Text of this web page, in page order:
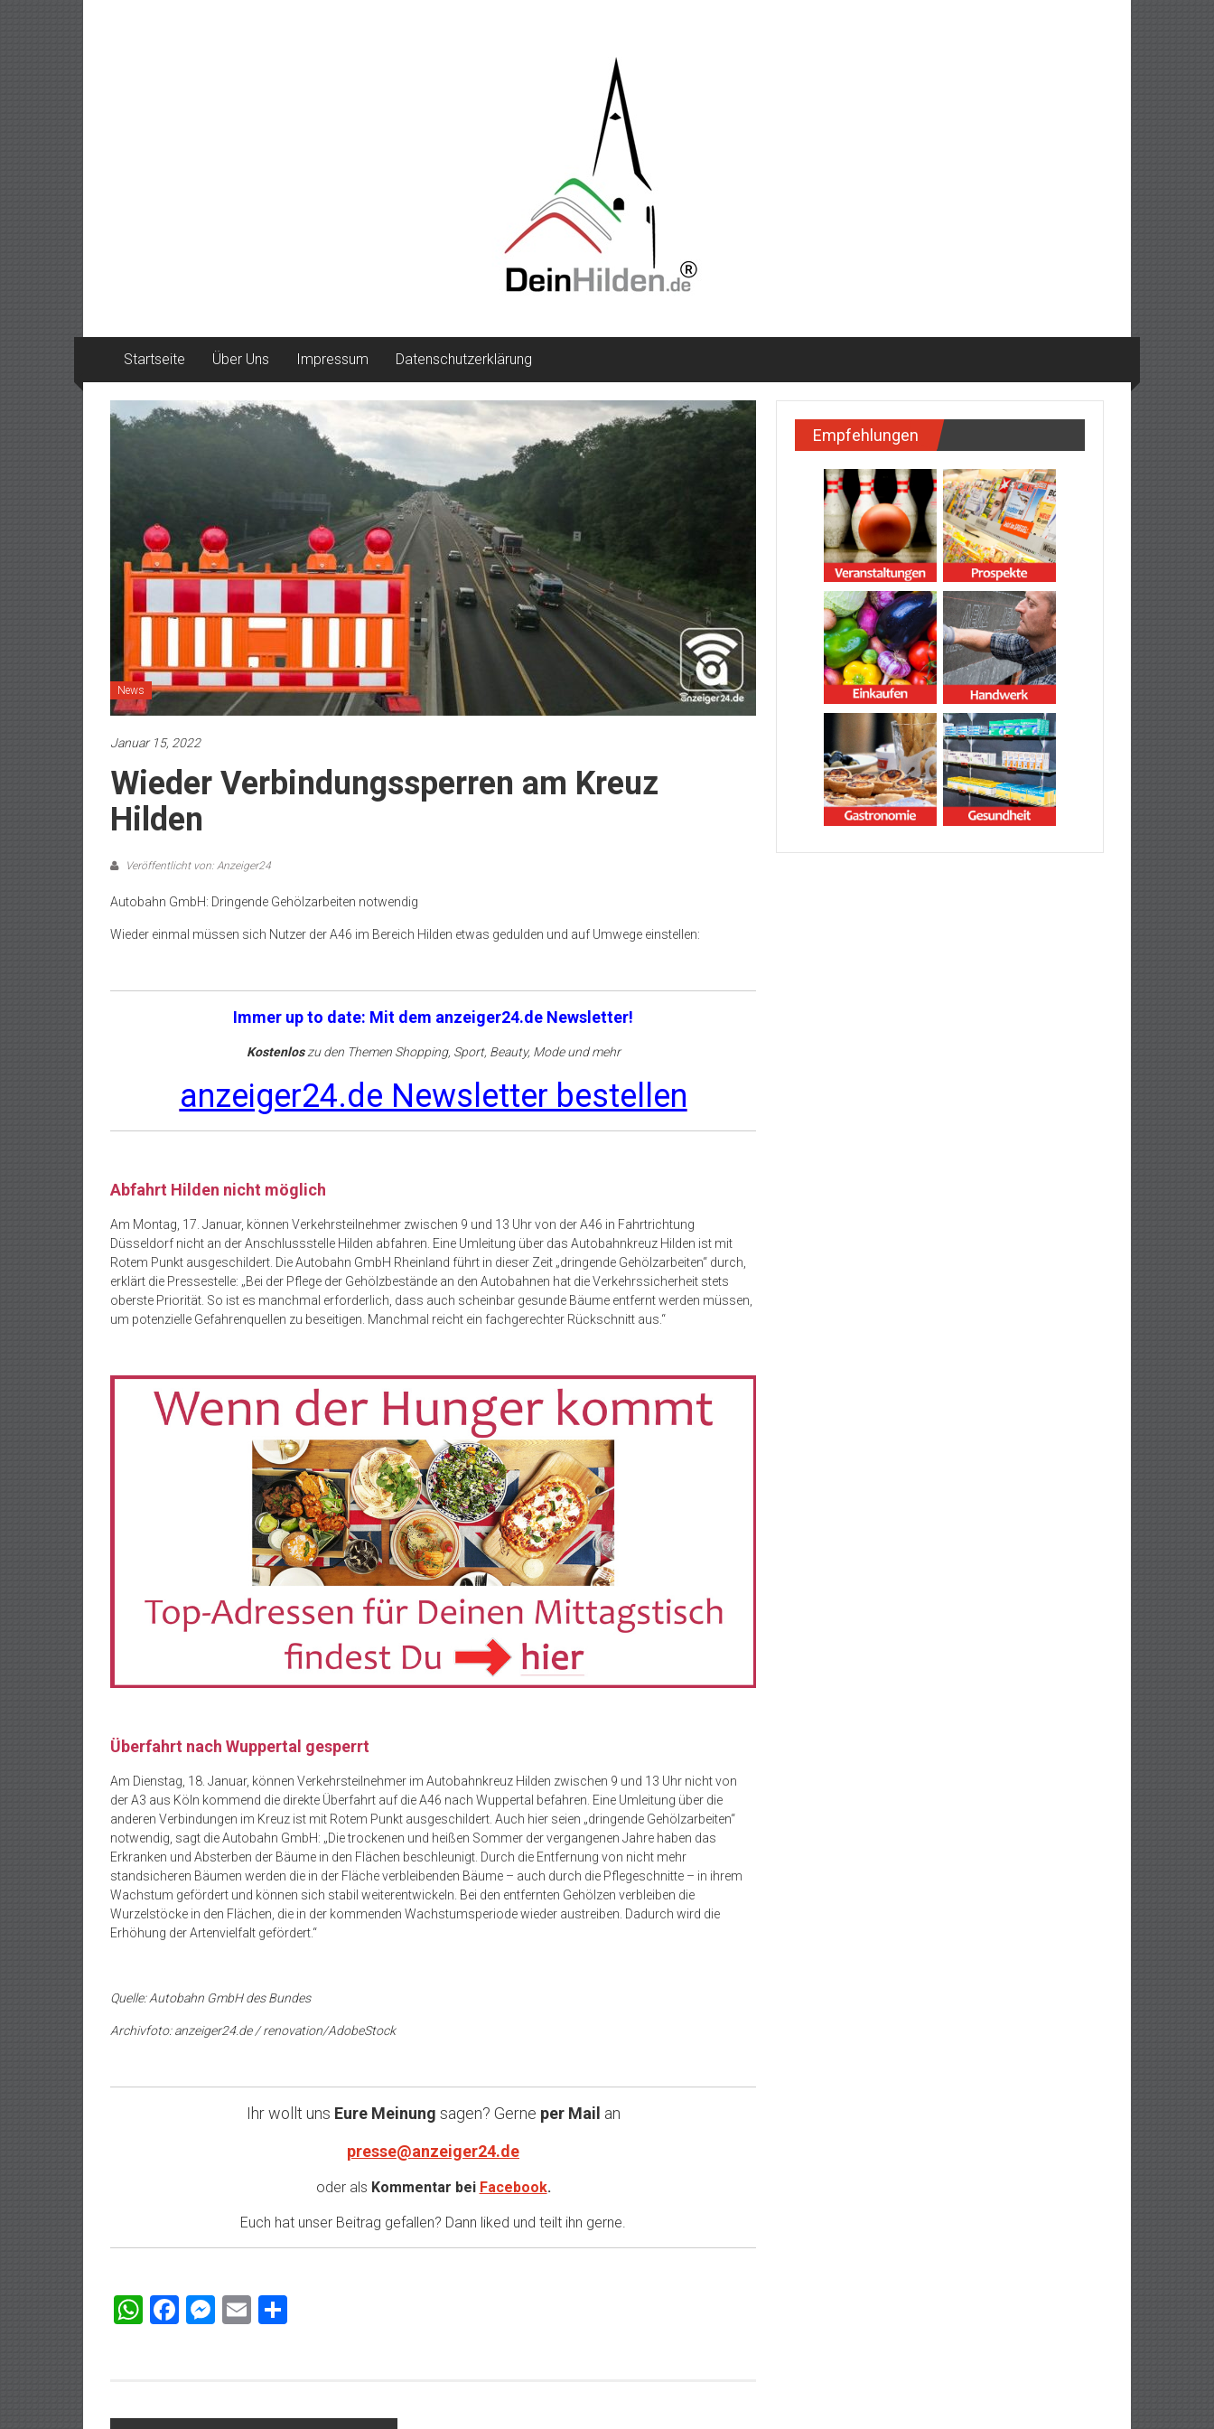
Startseite Über Uns Impressum Datenschutzerklärung
News
Januar 15, 2022
Wieder Verbindungssperren am Kreuz
Hilden
Veröffentlicht von: Anzeiger24
Autobahn GmbH: Dringende Gehölzarbeiten notwendig
Wieder einmal müssen sich Nutzer der A46 im Bereich Hilden etwas gedulden und auf Umwege einstellen:
Immer up to date: Mit dem anzeiger24.de Newsletter!
Kostenloszu den Themen Shopping, Sport, Beauty, Mode und mehr
anzeiger24.de Newsletter bestellen
Abfahrt Hilden nicht möglich
Am Montag, 17. Januar, können Verkehrsteilnehmer zwischen 9 und 13 Uhr von der A46 in Fahrtrichtung
Düsseldorf nicht an der Anschlussstelle Hilden abfahren. Eine Umleitung über das Autobahnkreuz Hilden ist mit
Rotem Punkt ausgeschildert. Die Autobahn GmbH Rheinland führt in dieser Zeit „dringende Gehölzarbeiten“ durch,
erklärt die Pressestelle: „Bei der Pflege der Gehölzbestände an den Autobahnen hat die Verkehrssicherheit stets
oberste Priorität. So ist es manchmal erforderlich, dass auch scheinbar gesunde Bäume entfernt werden müssen,
um potenzielle Gefahrenquellen zu beseitigen. Manchmal reicht ein fachgerechter Rückschnitt aus.“
Überfahrt nach Wuppertal gesperrt
Am Dienstag, 18. Januar, können Verkehrsteilnehmer im Autobahnkreuz Hilden zwischen 9 und 13 Uhr nicht von
der A3 aus Köln kommend die direkte Überfahrt auf die A46 nach Wuppertal befahren. Eine Umleitung über die
anderen Verbindungen im Kreuz ist mit Rotem Punkt ausgeschildert. Auch hier seien „dringende Gehölzarbeiten“
notwendig, sagt die Autobahn GmbH: „Die trockenen und heißen Sommer der vergangenen Jahre haben das
Erkranken und Absterben der Bäume in den Flächen beschleunigt. Durch die Entfernung von nicht mehr
standsicheren Bäumen werden die in der Fläche verbleibenden Bäume – auch durch die Pflegeschnitte – in ihrem
Wachstum gefördert und können sich stabil weiterentwickeln. Bei den entfernten Gehölzen verbleiben die
Wurzelstöcke in den Flächen, die in der kommenden Wachstumsperiode wieder austreiben. Dadurch wird die
Erhöhung der Artenvielfalt gefördert.“
Quelle: Autobahn GmbH des Bundes
Archivfoto: anzeiger24.de / renovation/AdobeStock
Ihr wollt uns Eure Meinung sagen? Gerne per Mail an
presse@anzeiger24.de
oder als Kommentar bei Facebook.
Euch hat unser Beitrag gefallen? Dann liked und teilt ihn gerne.
WhatsApp
Facebook
Messenger
Email
Empfehlungen